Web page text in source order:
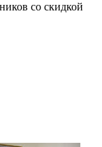
со скидкой